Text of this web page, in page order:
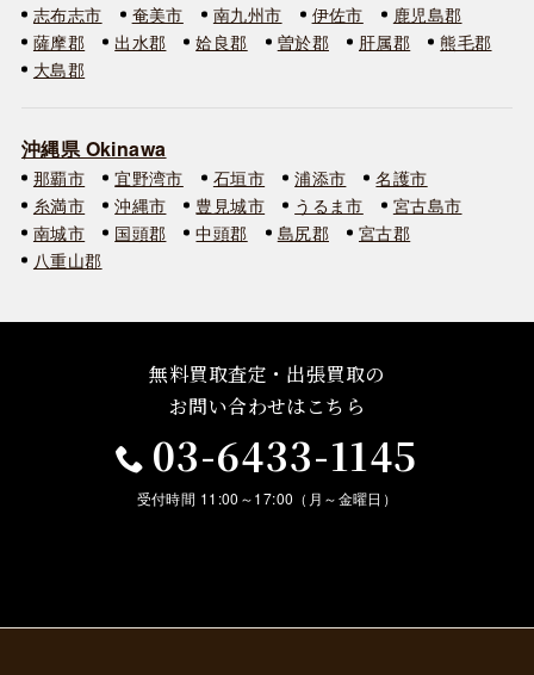
志布志市
奄美市 南九州市 伊佐市
鹿児島郡
薩摩郡
出水郡 姶良郡 曽於郡 肝属郡
熊毛郡
大島郡
沖縄県 Okinawa
那覇市 宜野湾市 石垣市 浦添市
名護市
糸満市
沖縄市 豊見城市 うるま市
宮古島市
南城市
国頭郡 中頭郡 島尻郡
宮古郡
八重山郡
無料買取査定・出張買取の
お問い合わせはこちら
03-6433-1145
受付時間 11:00～17:00（月～金曜日）